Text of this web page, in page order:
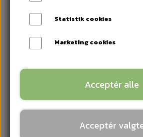
Statistik cookies
Marketing cookies
Acceptér alle
Acceptér